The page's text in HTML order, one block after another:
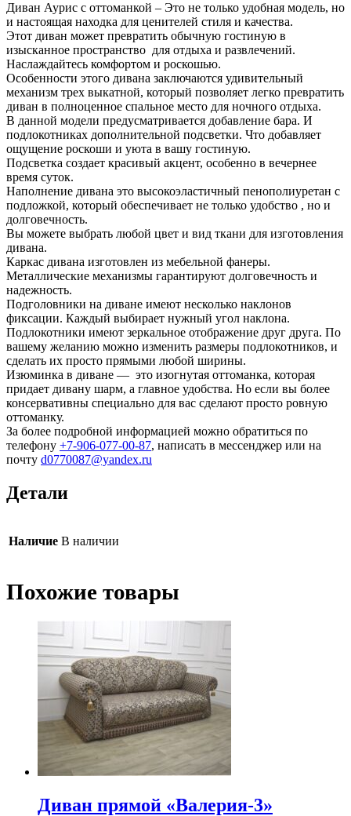
Диван Аурис с оттоманкой – Это не только удобная модель, но
и настоящая находка для ценителей стиля и качества.
Этот диван может превратить обычную гостиную в
изысканное пространство для отдыха и развлечений.
Наслаждайтесь комфортом и роскошью.
Особенности этого дивана заключаются удивительный
механизм трех выкатной, который позволяет легко превратить
диван в полноценное спальное место для ночного отдыха.
В данной модели предусматривается добавление бара. И
подлокотниках дополнительной подсветки. Что добавляет
ощущение роскоши и уюта в вашу гостиную.
Подсветка создает красивый акцент, особенно в вечернее
время суток.
Наполнение дивана это высокоэластичный пенополиуретан с
подложкой, который обеспечивает не только удобство , но и
долговечность.
Вы можете выбрать любой цвет и вид ткани для изготовления
дивана.
Каркас дивана изготовлен из мебельной фанеры.
Металлические механизмы гарантируют долговечность и
надежность.
Подголовники на диване имеют несколько наклонов
фиксации. Каждый выбирает нужный угол наклона.
Подлокотники имеют зеркальное отображение друг друга. По
вашему желанию можно изменить размеры подлокотников, и
сделать их просто прямыми любой ширины.
Изюминка в диване — это изогнутая оттоманка, которая
придает дивану шарм, а главное удобства. Но если вы более
консервативны специально для вас сделают просто ровную
оттоманку.
За более подробной информацией можно обратиться по
телефону +7-906-077-00-87, написать в мессенджер или на
почту d0770087@yandex.ru
Детали
Наличие В наличии
Похожие товары
Диван прямой «Валерия-3»